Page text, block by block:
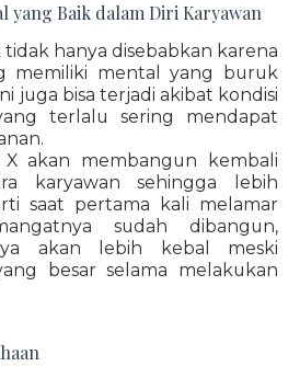
yang Baik dalam Diri Karyawan
hanya disebabkan karena
memiliki mental yang buruk
juga bisa terjadi akibat kondisi
terlalu sering mendapat
X akan membangun kembali
karyawan sehingga lebih
saat pertama kali melamar
sudah dibangun,
akan lebih kebal meski
besar selama melakukan